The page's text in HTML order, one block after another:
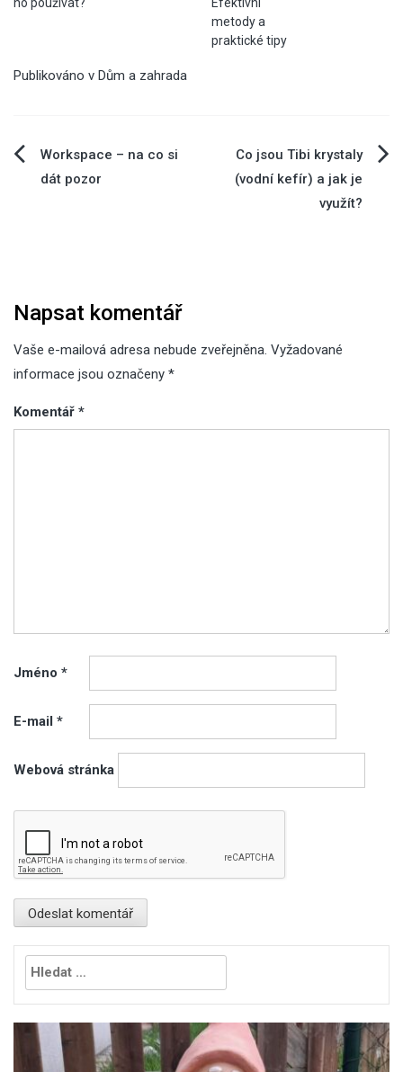
metody a
praktické tipy
Publikováno v Dům a zahrada
Navigace
Workspace – na co si
dát pozor
Co jsou Tibi krystaly
(vodní kefír) a jak je
využít?
Napsat komentář
Vaše e-mailová adresa nebude zveřejněna. Vyžadované
informace jsou označeny *
Komentář *
Jméno *
E-mail *
Webová stránka
Vyhledávání